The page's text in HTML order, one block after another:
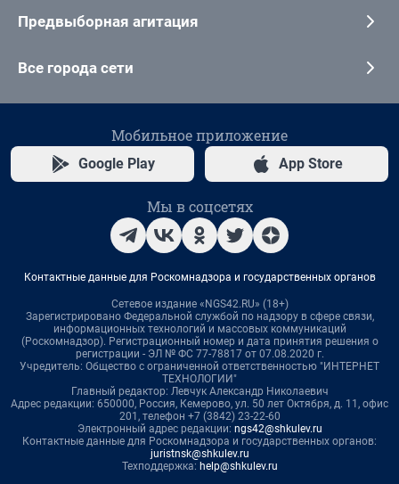
Предвыборная агитация
Все города сети
Мобильное приложение
Google Play App Store
Мы в соцсетях
Контактные данные для Роскомнадзора и государственных органов
Сетевое издание «NGS42.RU» (18+)
Зарегистрировано Федеральной службой по надзору в сфере связи,
информационных технологий и массовых коммуникаций
(Роскомнадзор). Регистрационный номер и дата принятия решения о
регистрации - ЭЛ № ФС 77-78817 от 07.08.2020 г.
Учредитель: Общество с ограниченной ответственностью "ИНТЕРНЕТ
ТЕХНОЛОГИИ"
Главный редактор: Левчук Александр Николаевич
Адрес редакции: 650000, Россия, Кемерово, ул. 50 лет Октября, д. 11, офис
201, телефон +7 (3842) 23-22-60
Электронный адрес редакции: ngs42@shkulev.ru
Контактные данные для Роскомнадзора и государственных органов:
juristnsk@shkulev.ru
Техподдержка: help@shkulev.ru